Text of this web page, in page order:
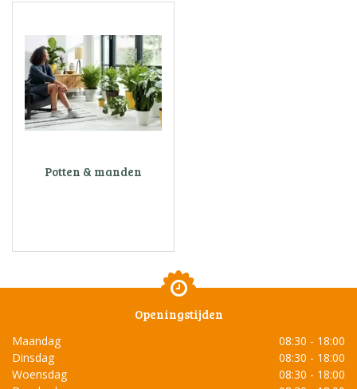
Potten & manden
Openingstijden
Maandag
08:30 - 18:00
Dinsdag
08:30 - 18:00
Woensdag
08:30 - 18:00